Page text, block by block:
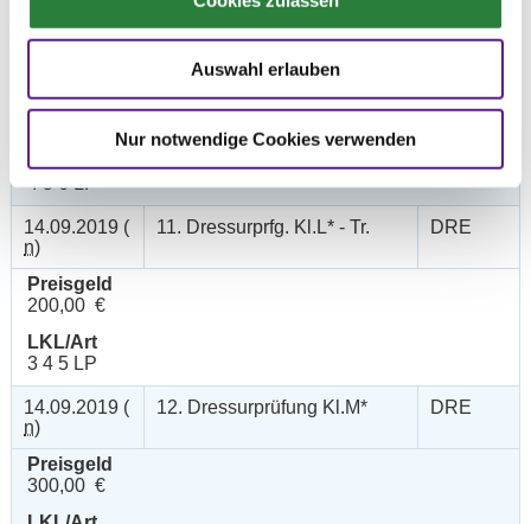
Auswahl erlauben
Nur notwendige Cookies verwenden
14.09.2019 (
10. Dressurprüfung Kl.A** DRE
Preisgeld
LKL/Art
4 5 6 LP
14.09.2019 (
n)
11. Dressurprfg. Kl.L* - Tr. DRE
Preisgeld
200,00 €
LKL/Art
3 4 5 LP
14.09.2019 (
n)
12. Dressurprüfung Kl.M* DRE
Preisgeld
300,00 €